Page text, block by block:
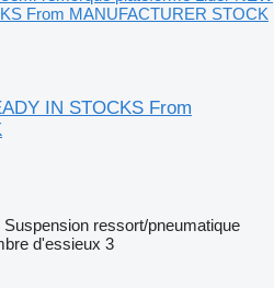
From MANUFACTURER STOCK
IN STOCKS From
Suspension ressort/pneumatique
d'essieux 3